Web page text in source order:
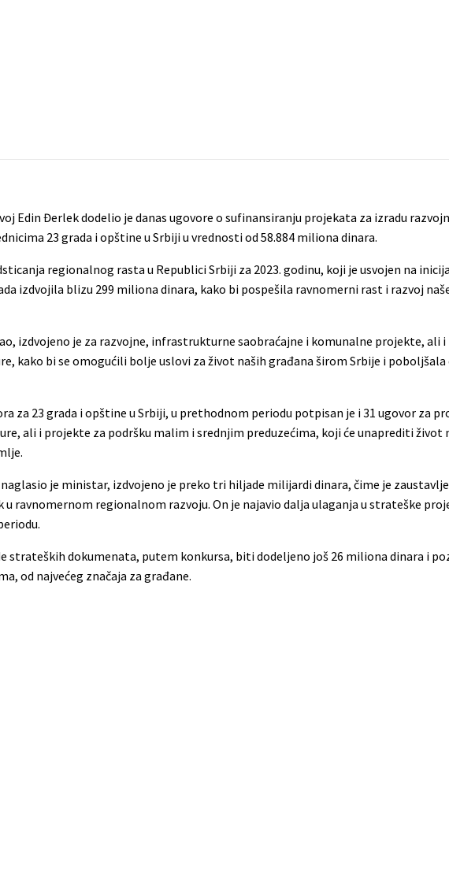
Edin Đerlek dodelio je danas ugovore o sufinansiranju projekata za izradu
23 grada i opštine u Srbiji u vrednosti od 58.884 miliona dinara.
regionalnog rasta u Republici Srbiji za 2023. godinu, koji je usvojen na
izdvojila blizu 299 miliona dinara, kako bi pospešila ravnomerni rast i razvoj
izdvojeno je za razvojne, infrastrukturne saobraćajne i komunalne projekte, ali
kako bi se omogućili bolje uslovi za život naših građana širom Srbije i
za 23 grada i opštine u Srbiji, u prethodnom periodu potpisan je i 31 ugovor za
ali i projekte za podršku malim i srednjim preduzećima, koji će unaprediti život
je ministar, izdvojeno je preko tri hiljade milijardi dinara, čime je
ravnomernom regionalnom razvoju. On je najavio dalja ulaganja u strateške
strateških dokumenata, putem konkursa, biti dodeljeno još 26 miliona dinara i
od najvećeg značaja za građane.